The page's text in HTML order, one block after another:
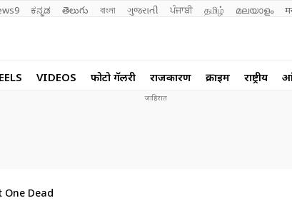
ಕನ್ನಡ తెలుగు বাংলা ગુજરાતી ਪੰਜਾਬੀ தமிழ் മലയാളം
VIDEOS फोटो गॅलरी राजकारण क्राईम राष्ट्रीय
Dead